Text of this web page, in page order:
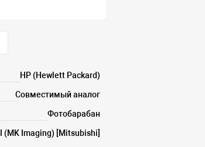
HP (Hewlett Packard)
Совместимый аналог
Фотобарабан
(MK Imaging) [Mitsubishi]